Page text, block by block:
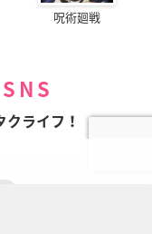
呪術廻戦
クライフ！